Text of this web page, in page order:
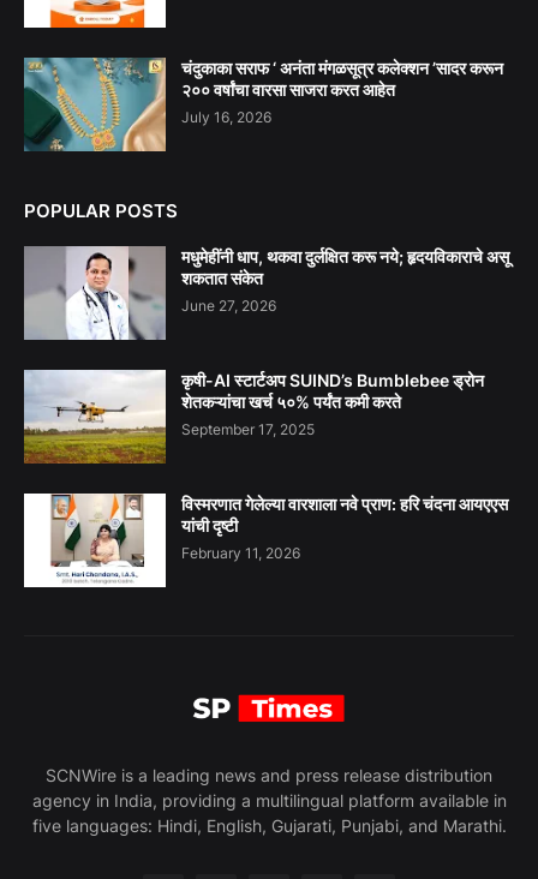
चंदुकाका सराफ ‘ अनंता मंगळसूत्र कलेक्शन ’सादर करून
२०० वर्षांचा वारसा साजरा करत आहेत
July 16, 2026
POPULAR POSTS
मधुमेहींनी धाप, थकवा दुर्लक्षित करू नये; हृदयविकाराचे असू
शकतात संकेत
June 27, 2026
कृषी-AI स्टार्टअप SUIND’s Bumblebee ड्रोन
शेतकऱ्यांचा खर्च ५०% पर्यंत कमी करते
September 17, 2025
विस्मरणात गेलेल्या वारशाला नवे प्राण: हरि चंदना आयएएस
यांची दृष्टी
February 11, 2026
SCNWire is a leading news and press release distribution
agency in India, providing a multilingual platform available in
five languages: Hindi, English, Gujarati, Punjabi, and Marathi.